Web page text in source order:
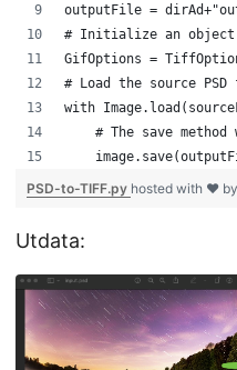
outputFile =
# Initialize an object
GifOptions =
# Load the source
with
# The save method
PSD-to-TIFF.py hosted with ❤ by
Utdata: